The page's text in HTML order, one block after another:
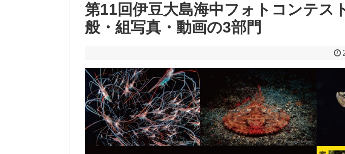
第11回伊豆大島海中フォトコンテス
般・組写真・動画の3部門